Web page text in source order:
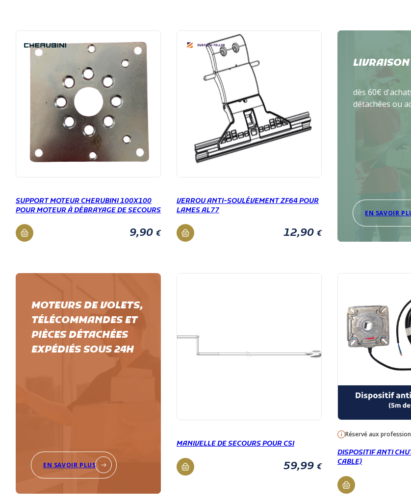
SUPPORT MOTEUR CHERUBINI 100X100
POUR MOTEUR À DÉBRAYAGE DE SECOURS
9,90 €
VERROU ANTI-SOULÉVEMENT ZF64 POUR
LAMES AL77
12,90 €
LIVRAISON
dès 60€
détachées ou
EN SAVOIR
MOTEURS DE VOLETS,
TÉLÉCOMMANDES ET
PIÈCES DÉTACHÉES
EXPÉDIÉS SOUS 24H
EN SAVOIR PLUS
MANIVELLE DE SECOURS POUR CSI
59,99 €
Réservé aux
DISPOSITIF ANTI
CABLE)